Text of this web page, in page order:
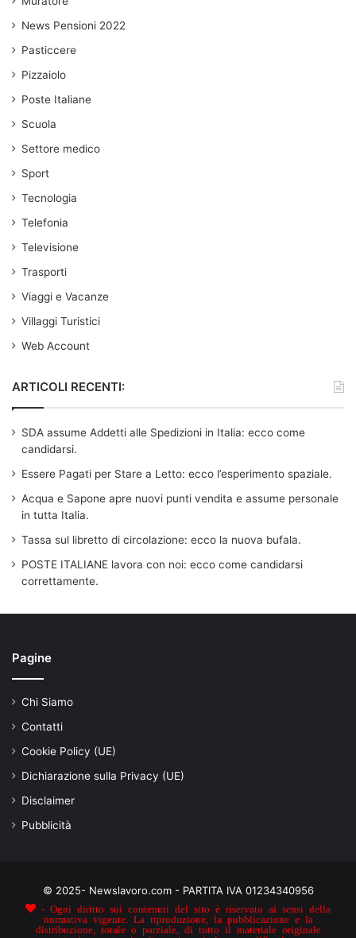
News Pensioni 2022
Pasticcere
Pizzaiolo
Poste Italiane
Scuola
Settore medico
Sport
Tecnologia
Telefonia
Televisione
Trasporti
Viaggi e Vacanze
Villaggi Turistici
Web Account
ARTICOLI RECENTI:
SDA assume Addetti alle Spedizioni in Italia: ecco come
candidarsi.
Essere Pagati per Stare a Letto: ecco l’esperimento spaziale.
Acqua e Sapone apre nuovi punti vendita e assume personale
in tutta Italia.
Tassa sul libretto di circolazione: ecco la nuova bufala.
POSTE ITALIANE lavora con noi: ecco come candidarsi
correttamente.
Pagine
Chi Siamo
Contatti
Cookie Policy (UE)
Dichiarazione sulla Privacy (UE)
Disclaimer
Pubblicità
© 2025- Newslavoro.com - PARTITA IVA 01234340956
- Ogni diritto sui contenuti del sito è riservato ai sensi della
normativa vigente. La riproduzione, la pubblicazione e la
distribuzione, totale o parziale, di tutto il materiale originale